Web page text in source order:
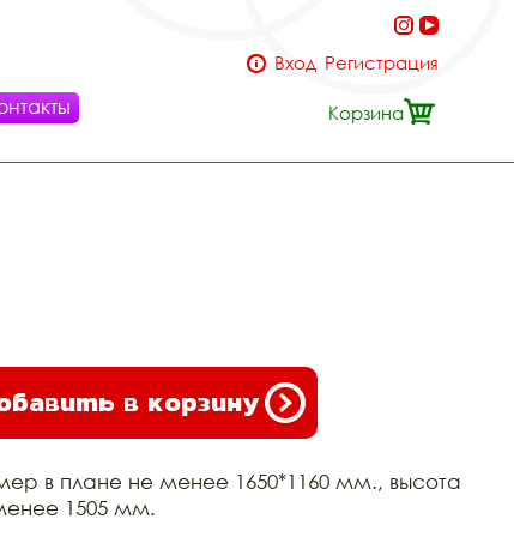
Вход Регистрация
Корзина
в корзину
в плане не менее 1650*1160 мм., высота
1505 мм.